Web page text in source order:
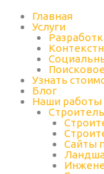
содержимому
Главная
Услуги
Узнать
Блог
Наши работы
Сайты